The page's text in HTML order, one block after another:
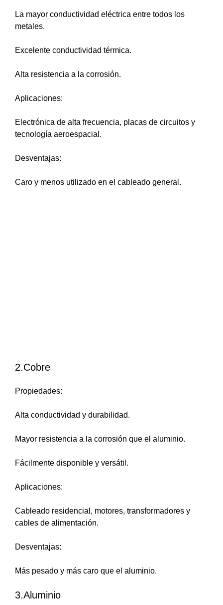
La mayor conductividad eléctrica entre todos los
metales.
Excelente conductividad térmica.
Alta resistencia a la corrosión.
Aplicaciones:
Electrónica de alta frecuencia, placas de circuitos y
tecnología aeroespacial.
Desventajas:
Caro y menos utilizado en el cableado general.
2.Cobre
Propiedades:
Alta conductividad y durabilidad.
Mayor resistencia a la corrosión que el aluminio.
Fácilmente disponible y versátil.
Aplicaciones:
Cableado residencial, motores, transformadores y
cables de alimentación.
Desventajas:
Más pesado y más caro que el aluminio.
3.Aluminio